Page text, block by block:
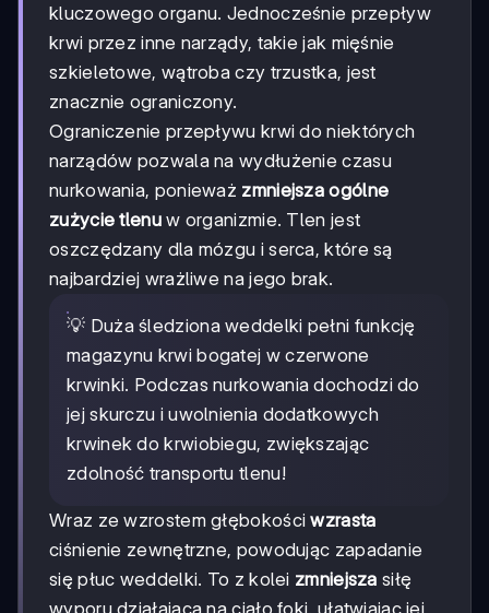
kluczowego organu. Jednocześnie przepływ
krwi przez inne narządy, takie jak mięśnie
szkieletowe, wątroba czy trzustka, jest
znacznie ograniczony.
Ograniczenie przepływu krwi do niektórych
narządów pozwala na wydłużenie czasu
nurkowania, ponieważ zmniejsza ogólne
zużycie tlenuw organizmie. Tlen jest
oszczędzany dla mózgu i serca, które są
najbardziej wrażliwe na jego brak.
💡 Duża śledziona weddelki pełni funkcję
magazynu krwi bogatej w czerwone
krwinki. Podczas nurkowania dochodzi do
jej skurczu i uwolnienia dodatkowych
krwinek do krwiobiegu, zwiększając
zdolność transportu tlenu!
Wraz ze wzrostem głębokościwzrasta
ciśnienie zewnętrzne, powodując zapadanie
się płuc weddelki. To z kolei zmniejsza siłę
wyporu działającą na ciało foki, ułatwiając jej